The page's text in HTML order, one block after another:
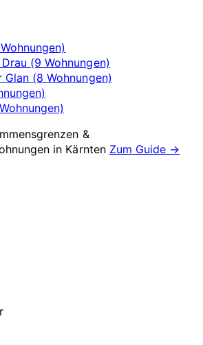
(9 Wohnungen)
Glan (8 Wohnungen)
&
in Kärnten Zum Guide →